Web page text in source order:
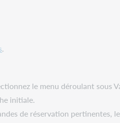
.
le menu déroulant sous
initiale.
de réservation pertinentes,